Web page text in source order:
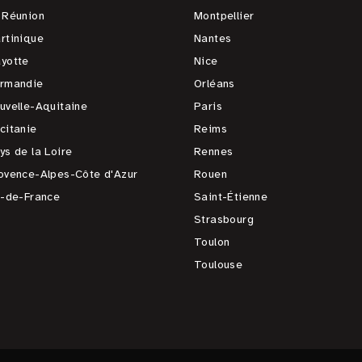
Aquitaine
de la Loire
Alpes-Côte d'Azur
de-France
Montpellier
Nantes
Nice
Orléans
Paris
Reims
Rennes
Rouen
Saint-Étienne
Strasbourg
Toulon
Toulouse